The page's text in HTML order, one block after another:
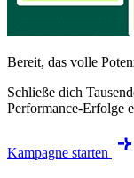
Bereit, das volle
Schließe dich
Performance-Erfolge
Kampagne starten